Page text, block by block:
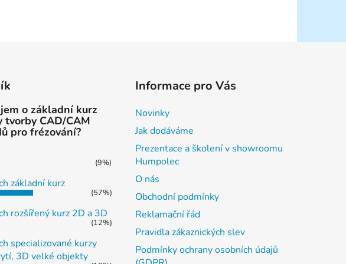
o základní kurz
tvorby CAD/CAM
pro frézování?
(9%)
základní kurz
(57%)
rozšířený kurz 2D a 3D
(12%)
specializované kurzy
3D velké objekty
Informace pro Vás
Novinky
Jak dodáváme
Prezentace a školení v showroomu
Humpolec
O nás
Obchodní podmínky
Reklamační řád
Pravidla zákaznických slev
Podmínky ochrany osobních údajů